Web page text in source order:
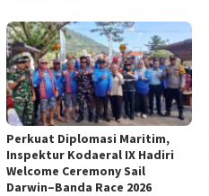
Perkuat Diplomasi Maritim,
Inspektur Kodaeral IX Hadiri
Welcome Ceremony Sail
Darwin–Banda Race 2026